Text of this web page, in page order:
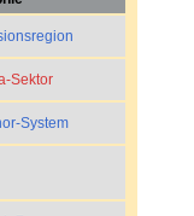
Sektor
System